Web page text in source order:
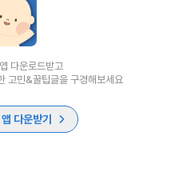
다운로드받고
고민&꿀팁글을 구경해보세요
다운받기